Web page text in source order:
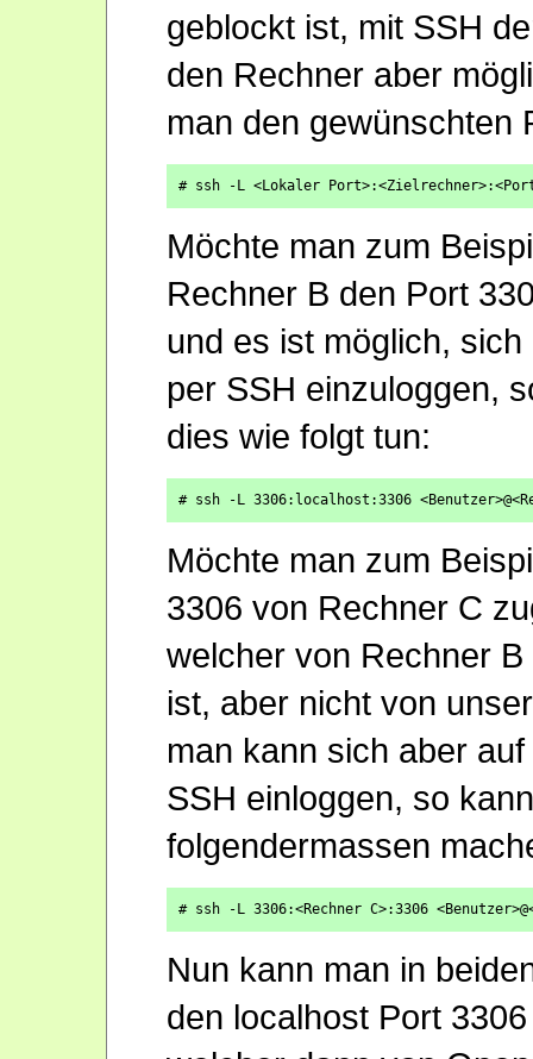
geblockt ist, mit SSH
den Rechner aber
man den gewünschten
# ssh -L <Lokaler
Möchte man zum
Rechner B den Port
und es ist möglich,
per SSH einzuloggen,
dies wie folgt tun:
# ssh -L 3306:localhost:3306
Möchte man zum
3306 von Rechner C
welcher von Rechner
ist, aber nicht von
man kann sich aber
SSH einloggen, so
folgendermassen
# ssh -L 3306:<Rechner C>:3306
Nun kann man in
den localhost Port